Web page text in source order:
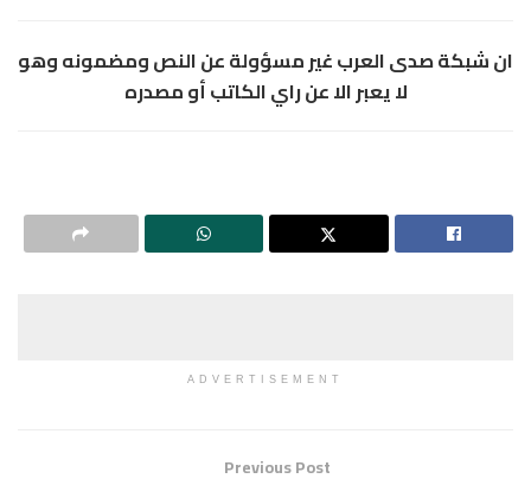
ان شبكة صدى العرب غير مسؤولة عن النص ومضمونه وهو
لا يعبر الا عن راي الكاتب أو مصدره
ADVERTISEMENT
Previous Post